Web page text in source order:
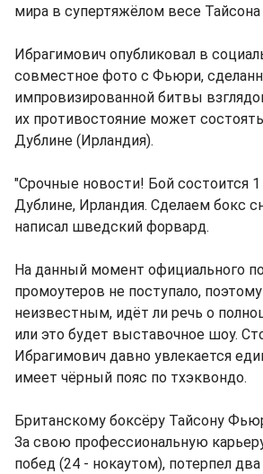
мира в супертяжёлом весе
Ибрагимович опубликовал в
совместное фото с Фьюри,
импровизированной битвы
их противостояние может
Дублине (Ирландия).
"Срочные новости! Бой состоится 1
Дублине, Ирландия. Сделаем бокс
написал шведский форвард.
На данный момент официального
промоутеров не поступало,
неизвестным, идёт ли речь о
или это будет выставочное шоу.
Ибрагимович давно увлекается
имеет чёрный пояс по тхэквондо.
Британскому боксёру Тайсону
За свою профессиональную
побед (24 - нокаутом), потерпел